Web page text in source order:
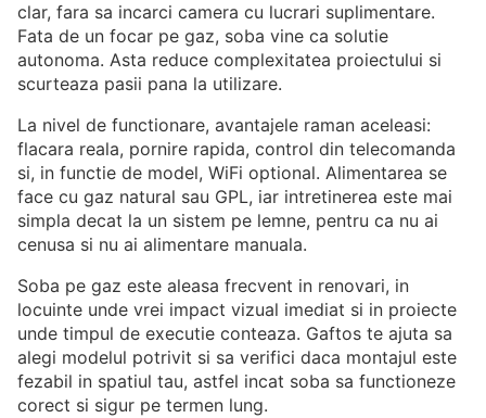
clar, fara sa incarci camera cu lucrari suplimentare.
Fata de un focar pe gaz, soba vine ca solutie
autonoma. Asta reduce complexitatea proiectului si
scurteaza pasii pana la utilizare.
La nivel de functionare, avantajele raman aceleasi:
flacara reala, pornire rapida, control din telecomanda
si, in functie de model, WiFi optional. Alimentarea se
face cu gaz natural sau GPL, iar intretinerea este mai
simpla decat la un sistem pe lemne, pentru ca nu ai
cenusa si nu ai alimentare manuala.
Soba pe gaz este aleasa frecvent in renovari, in
locuinte unde vrei impact vizual imediat si in proiecte
unde timpul de executie conteaza. Gaftos te ajuta sa
alegi modelul potrivit si sa verifici daca montajul este
fezabil in spatiul tau, astfel incat soba sa functioneze
corect si sigur pe termen lung.